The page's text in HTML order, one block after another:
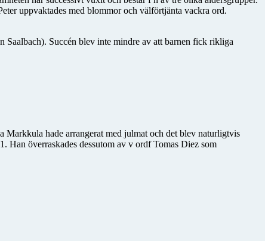
uppvaktades med blommor och välförtjänta vackra ord.
Succén blev inte mindre av att barnen fick rikliga
Markkula hade arrangerat med julmat och det blev naturligtvis
Han överraskades dessutom av v ordf Tomas Diez som